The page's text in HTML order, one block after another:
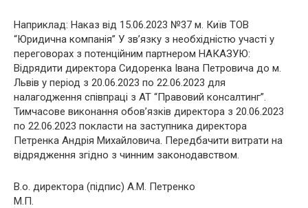
Наприклад: Наказ від 15.06.2023 №37 м. Київ ТОВ
“Юридична компанія” У зв’язку з необхідністю участі у
переговорах з потенційним партнером НАКАЗУЮ:
Відрядити директора Сидоренка Івана Петровича до м.
Львів у період з 20.06.2023 по 22.06.2023 для
налагодження співпраці з АТ “Правовий консалтинг”.
Тимчасове виконання обов’язків директора з 20.06.2023
по 22.06.2023 покласти на заступника директора
Петренка Андрія Михайловича. Передбачити витрати на
відрядження згідно з чинним законодавством.
В.о. директора (підпис) А.М. Петренко
М.П.